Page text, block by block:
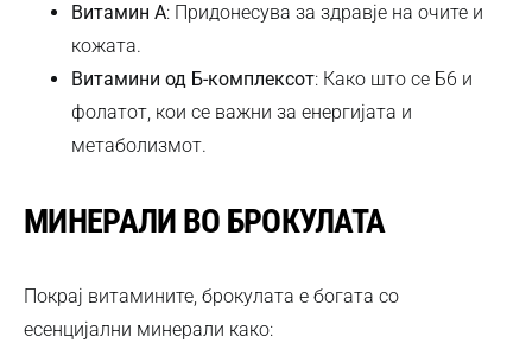
Витамин А: Придонесува за здравје на очите и
кожата.
Витамини од Б-комплексот: Како што се Б6 и
фолатот, кои се важни за енергијата и
метаболизмот.
МИНЕРАЛИ ВО БРОКУЛАТА
Покрај витамините, брокулата е богата со
есенцијални минерали како: